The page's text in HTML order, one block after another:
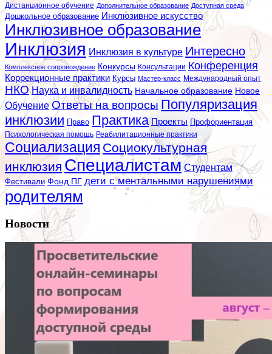
Дистанционное обучение Дополнительное образование Доступная среда
Дошкольное образование Инклюзивное искусство
Инклюзивное образование
Инклюзия Инклюзия в культуре Интересно
Комплексное сопровождение Конкурсы Консультации Конференция
Коррекционные практики Курсы Мастер-класс Международный опыт
НКО Наука и инвалидность Начальное образование Новое
Обучение Ответы на вопросы Популяризация
инклюзии Право Практика Проекты Профориентация
Психологическая помощь Реабилитационные практики
Социализация Социокультурная
инклюзия Специалистам Студентам
Фестивали Фонд ПГ дети с ментальными нарушениями
родителям
Новости